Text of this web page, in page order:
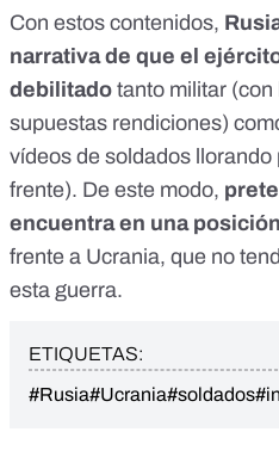
Con estos contenidos,
narrativa de que el
debilitado tanto militar
supuestas rendiciones)
vídeos de soldados llorando
frente). De este modo,
encuentra en una
frente a Ucrania, que no
esta guerra.
ETIQUETAS:
#Rusia#Ucrania#soldados